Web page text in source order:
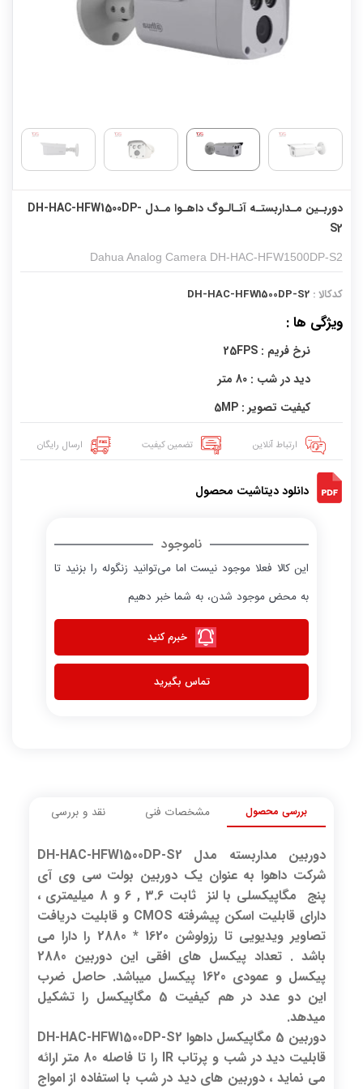
دوربـین مـداربستـه آنـالـوگ داهـوا مـدل DH-HAC-HFW1500DP-
S2
Dahua Analog Camera DH-HAC-HFW1500DP-S2
کدکالا : DH-HAC-HFW1500DP-S2
ویژگی ها :
نرخ فریم : 25FPS
دید در شب : 80 متر
کیفیت تصویر : 5MP
ارتباط آنلاین تضمین کیفیت ارسال رایگان
دانلود دیتاشیت محصول
ناموجود
این کالا فعلا موجود نیست اما می‌توانید زنگوله را بزنید تا
به محض موجود شدن، به شما خبر دهیم
خبرم کنید
تماس بگیرید
بررسی محصول مشخصات فنی نقد و بررسی
دوربین مداربسته مدل DH-HAC-HFW1500DP-S2
شرکت داهوا به عنوان یک دوربین بولت سی وی آی
پنج مگاپیکسلی با لنز ثابت 3.6 , 6 و 8 میلیمتری ،
دارای قابلیت اسکن پیشرفته CMOS و قابلیت دریافت
تصاویر ویدیویی تا رزولوشن 1620 * 2880 را دارا می
باشد . تعداد پیکسل های افقی این دوربین 2880
پیکسل و عمودی 1620 پیکسل میباشد. حاصل ضرب
این دو عدد در هم کیفیت 5 مگاپیکسل را تشکیل
میدهد.
دوربین 5 مگاپیکسل داهوا DH-HAC-HFW1500DP-S2
قابلیت دید در شب و پرتاب IR را تا فاصله 80 متر ارائه
می نماید ، دوربین های دید در شب با استفاده از امواج